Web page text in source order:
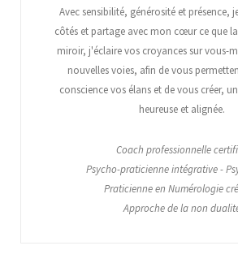
Avec sensibilité, générosité et présence,
côtés et partage avec mon cœur ce que
miroir, j'éclaire vos croyances sur vous-
nouvelles voies, afin de vous
conscience vos élans et de vous créer,
heureuse et alignée.
Coach professionnelle
Psycho-praticienne intégrative -
Praticienne en Numérologie
Approche de la non